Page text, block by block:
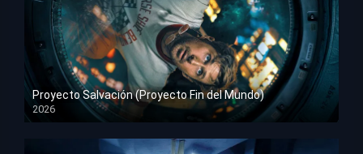
Proyecto Salvación (Proyecto Fin del Mundo)
2026
HD 1080p